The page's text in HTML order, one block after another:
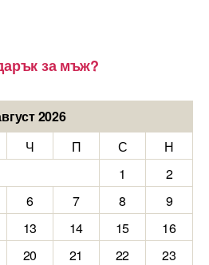
за мъж?
2026
Ч П С
Н
1
2
6 7 8
9
13 14 15
16
20 21 22
23